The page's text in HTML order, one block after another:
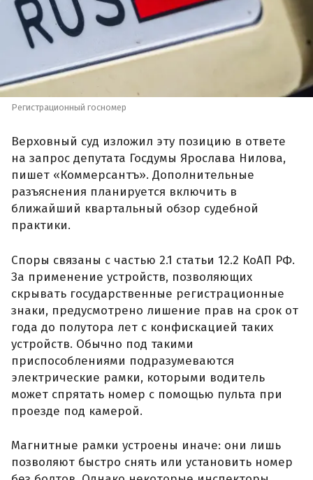
Регистрационный госномер
Верховный суд изложил эту позицию в ответе
на запрос депутата Госдумы Ярослава Нилова,
пишет «Коммерсантъ». Дополнительные
разъяснения планируется включить в
ближайший квартальный обзор судебной
практики.
Споры связаны с частью 2.1 статьи 12.2 КоАП РФ.
За применение устройств, позволяющих
скрывать государственные регистрационные
знаки, предусмотрено лишение прав на срок от
года до полутора лет с конфискацией таких
устройств. Обычно под такими
приспособлениями подразумеваются
электрические рамки, которыми водитель
может спрятать номер с помощью пульта при
проезде под камерой.
Магнитные рамки устроены иначе: они лишь
позволяют быстро снять или установить номер